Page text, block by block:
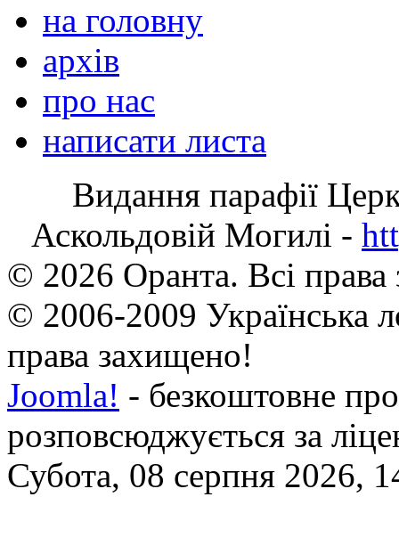
на головну
архів
про нас
написати листа
Видання парафії
Аскольдовій Могилі -
© 2026 Оранта. Всі
© 2006-2009 Українська
права захищено!
Joomla! - безкоштовне
розповсюджується за
Субота, 08 серпня 2026,